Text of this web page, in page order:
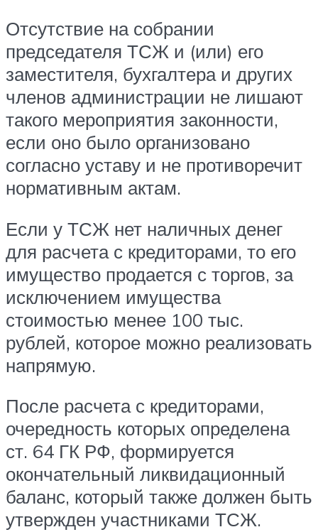
Отсутствие на собрании
председателя ТСЖ и (или) его
заместителя, бухгалтера и других
членов администрации не лишают
такого мероприятия законности,
если оно было организовано
согласно уставу и не противоречит
нормативным актам.
Если у ТСЖ нет наличных денег
для расчета с кредиторами, то его
имущество продается с торгов, за
исключением имущества
стоимостью менее 100 тыс.
рублей, которое можно реализовать
напрямую.
После расчета с кредиторами,
очередность которых определена
ст. 64 ГК РФ, формируется
окончательный ликвидационный
баланс, который также должен быть
утвержден участниками ТСЖ.